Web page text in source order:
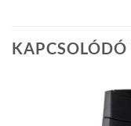
KAPCSOLÓDÓ